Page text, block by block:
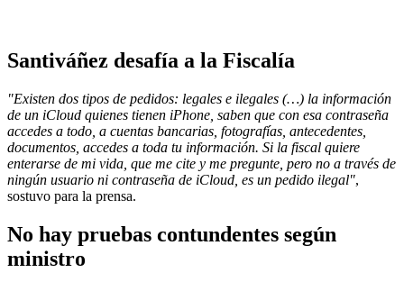
Santiváñez desafía a la Fiscalía
"Existen dos tipos de pedidos: legales e ilegales (…) la información
de un iCloud quienes tienen iPhone, saben que con esa contraseña
accedes a todo, a cuentas bancarias, fotografías, antecedentes,
documentos, accedes a toda tu información. Si la fiscal quiere
enterarse de mi vida, que me cite y me pregunte, pero no a través de
ningún usuario ni contraseña de iCloud, es un pedido ilegal",
sostuvo para la prensa.
No hay pruebas contundentes según
ministro